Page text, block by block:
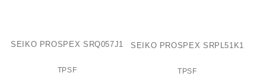
SEIKO PROSPEX SRQ057J1
TPSF
SEIKO PROSPEX SRPL51K1
TPSF